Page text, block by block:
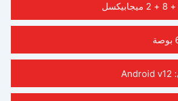
:
Android v12